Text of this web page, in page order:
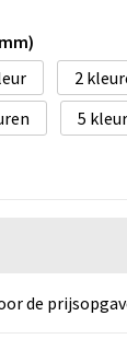
2
5
de